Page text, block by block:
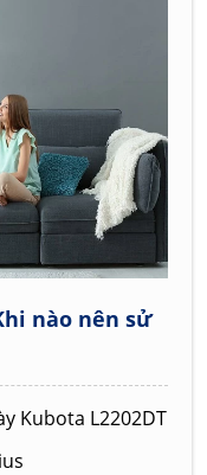
nào nên sử
Kubota L2202DT